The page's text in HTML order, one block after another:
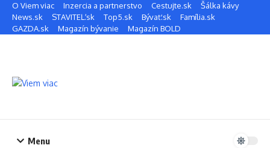
Preskočiť na obsah
O Viem viac Inzercia a partnerstvo Cestujte.sk
Šálka kávy
News.sk
STAVITEĽ.sk Top5.sk Bývať.sk
Família.sk
GAZDA.sk
Magazín bývanie Magazín BOLD
Menu